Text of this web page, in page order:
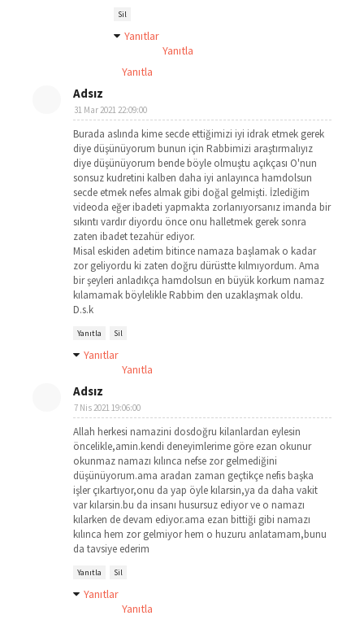
Sil
Yanıtlar
Yanıtla
Yanıtla
Adsız
31 Mar 2021 22:09:00
Burada aslında kime secde ettiğimizi iyi idrak etmek gerek
diye düşünüyorum bunun için Rabbimizi araştırmalıyız
diye düşünüyorum bende böyle olmuştu açıkçası O'nun
sonsuz kudretini kalben daha iyi anlayınca hamdolsun
secde etmek nefes almak gibi doğal gelmişti. İzlediğim
videoda eğer ibadeti yapmakta zorlanıyorsanız imanda bir
sıkıntı vardır diyordu önce onu halletmek gerek sonra
zaten ibadet tezahür ediyor.
Misal eskiden adetim bitince namaza başlamak o kadar
zor geliyordu ki zaten doğru dürüstte kılmıyordum. Ama
bir şeyleri anladıkça hamdolsun en büyük korkum namaz
kılamamak böylelikle Rabbim den uzaklaşmak oldu.
D.s.k
Yanıtla Sil
Yanıtlar
Yanıtla
Adsız
7 Nis 2021 19:06:00
Allah herkesi namazini dosdoğru kilanlardan eylesin
öncelikle,amin.kendi deneyimlerime göre ezan okunur
okunmaz namazı kılınca nefse zor gelmediğini
düşünüyorum.ama aradan zaman geçtikçe nefis başka
işler çıkartıyor,onu da yap öyle kılarsin,ya da daha vakit
var kılarsin.bu da insanı husursuz ediyor ve o namazı
kılarken de devam ediyor.ama ezan bittiği gibi namazı
kılınca hem zor gelmiyor hem o huzuru anlatamam,bunu
da tavsiye ederim
Yanıtla Sil
Yanıtlar
Yanıtla